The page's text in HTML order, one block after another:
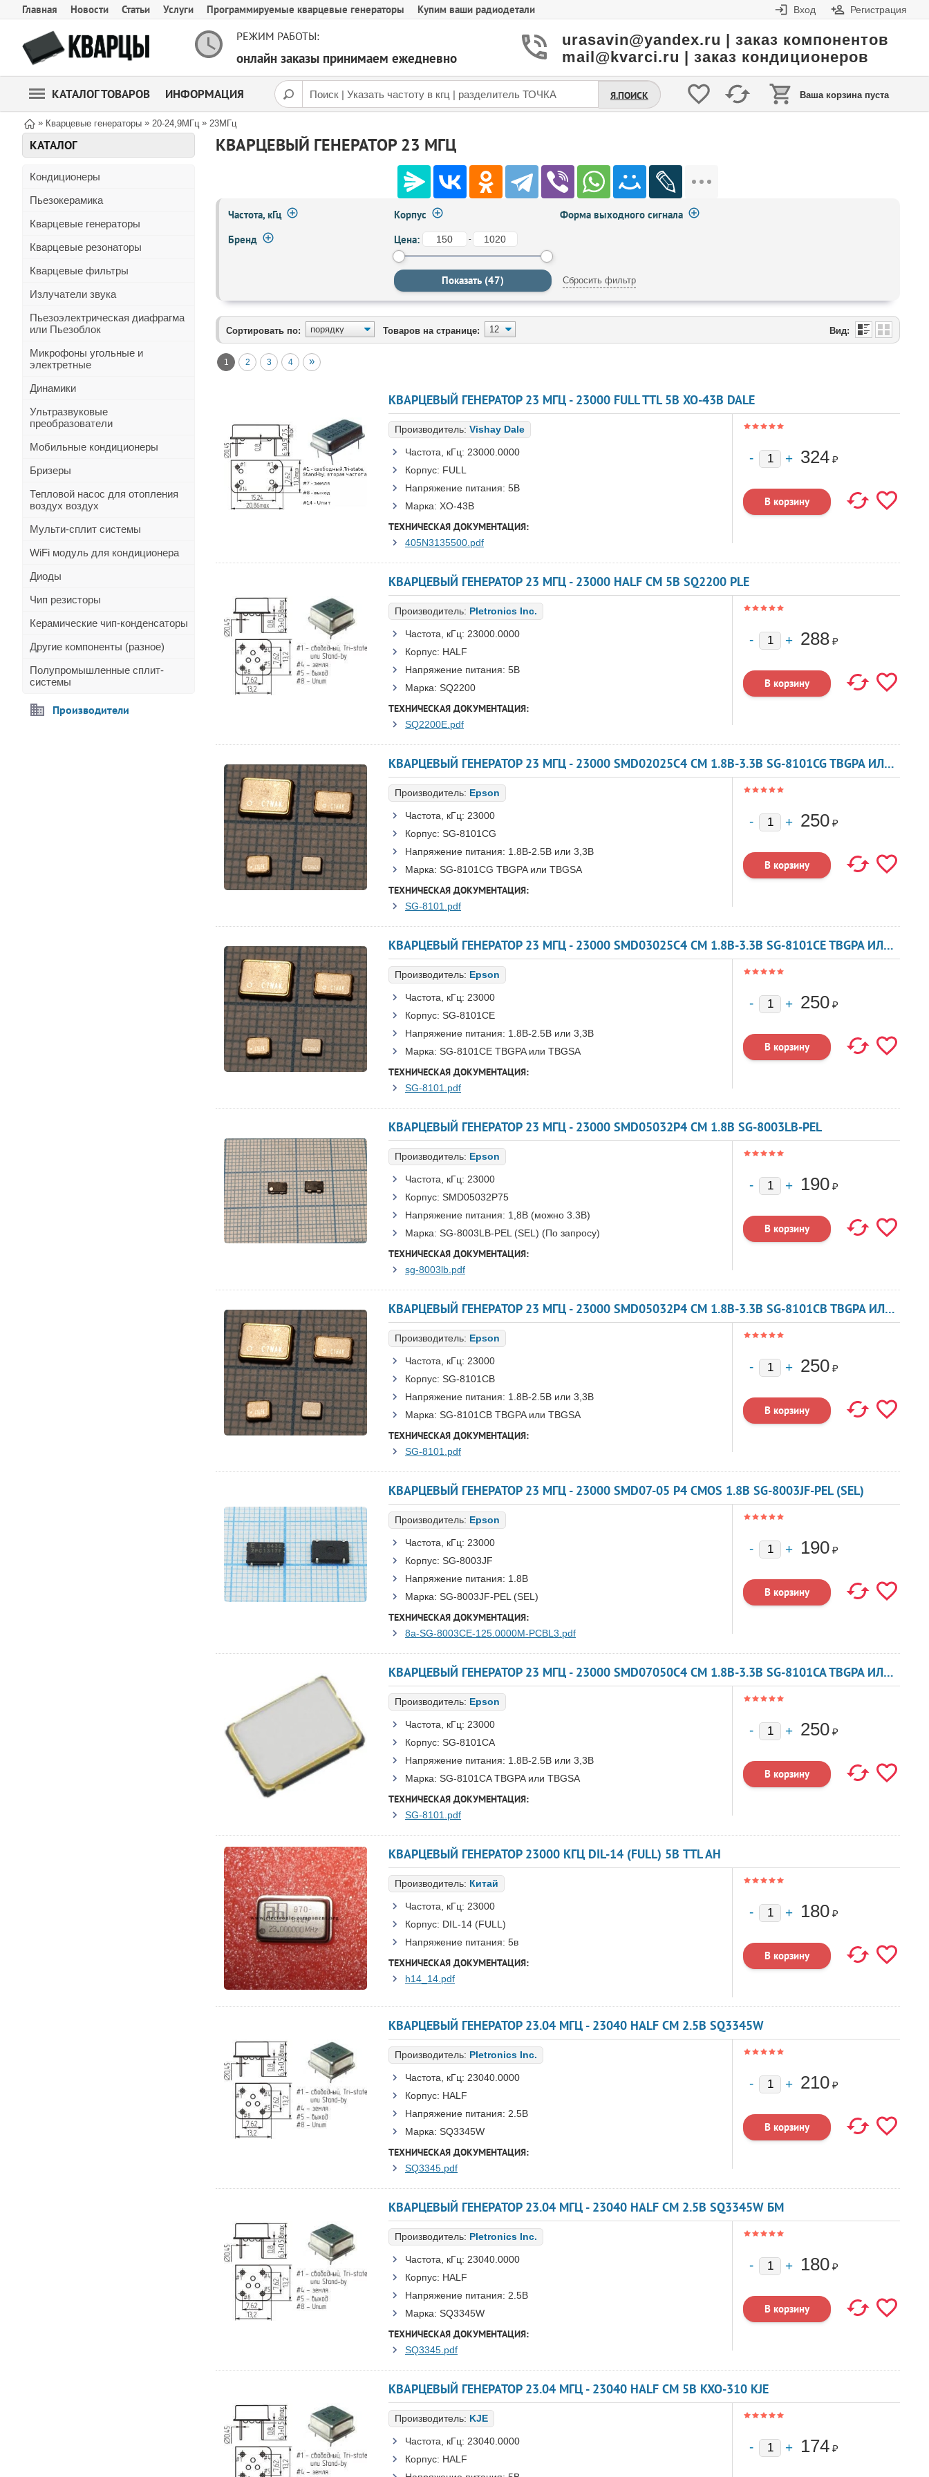
Главная Новости Статьи Услуги Программируемые кварцевые генераторы Купим ваши радиодетали Вход Регистрация
РЕЖИМ РАБОТЫ:
онлайн заказы принимаем ежедневно
urasavin@yandex.ru | заказ компонентов
mail@kvarci.ru | заказ кондиционеров
КАТАЛОГ ТОВАРОВ ИНФОРМАЦИЯ Ваша корзина пуста
Я.ПОИСК
» Кварцевые генераторы » 20-24,9МГц » 23МГц
КАТАЛОГ
Кондиционеры
Пьезокерамика
Кварцевые генераторы
Кварцевые резонаторы
Кварцевые фильтры
Излучатели звука
Пьезоэлектрическая диафрагма
или Пьезоблок
Микрофоны угольные и
электретные
Динамики
Ультразвуковые
преобразователи
Мобильные кондиционеры
Бризеры
Тепловой насос для отопления
воздух воздух
Мульти-сплит системы
WiFi модуль для кондиционера
Диоды
Чип резисторы
Керамические чип-конденсаторы
Другие компоненты (разное)
Полупромышленные сплит-
системы
Производители
КВАРЦЕВЫЙ ГЕНЕРАТОР 23 МГЦ
Частота, кГц Корпус
Форма выходного сигнала
Бренд
Цена: -
Сбросить фильтр
Сортировать по: Товаров на странице: Вид:
1 2 3 4 »
КВАРЦЕВЫЙ ГЕНЕРАТОР 23 МГЦ - 23000 FULL TTL 5В XO-43B DALE
Производитель: Vishay Dale
Частота, кГц: 23000.0000
Корпус: FULL
Напряжение питания: 5В
Марка: XO-43B
ТЕХНИЧЕСКАЯ ДОКУМЕНТАЦИЯ:
405N3135500.pdf
324 ₽
КВАРЦЕВЫЙ ГЕНЕРАТОР 23 МГЦ - 23000 HALF CM 5В SQ2200 PLE
Производитель: Pletronics Inc.
Частота, кГц: 23000.0000
Корпус: HALF
Напряжение питания: 5В
Марка: SQ2200
ТЕХНИЧЕСКАЯ ДОКУМЕНТАЦИЯ:
SQ2200E.pdf
288 ₽
КВАРЦЕВЫЙ ГЕНЕРАТОР 23 МГЦ - 23000 SMD02025C4 CM 1.8В-3.3В SG-8101CG TBGPA ИЛИ TBGSA
Производитель: Epson
Частота, кГц: 23000
Корпус: SG-8101CG
Напряжение питания: 1.8В-2.5B или 3,3B
Марка: SG-8101CG TBGPA или TBGSA
ТЕХНИЧЕСКАЯ ДОКУМЕНТАЦИЯ:
SG-8101.pdf
250 ₽
КВАРЦЕВЫЙ ГЕНЕРАТОР 23 МГЦ - 23000 SMD03025C4 CM 1.8В-3.3В SG-8101CE TBGPA ИЛИ TBGSA
Производитель: Epson
Частота, кГц: 23000
Корпус: SG-8101CE
Напряжение питания: 1.8В-2.5B или 3,3B
Марка: SG-8101CE TBGPA или TBGSA
ТЕХНИЧЕСКАЯ ДОКУМЕНТАЦИЯ:
SG-8101.pdf
250 ₽
КВАРЦЕВЫЙ ГЕНЕРАТОР 23 МГЦ - 23000 SMD05032P4 CM 1.8В SG-8003LB-PEL
Производитель: Epson
Частота, кГц: 23000
Корпус: SMD05032P75
Напряжение питания: 1,8В (можно 3.3В)
Марка: SG-8003LB-PEL (SEL) (По запросу)
ТЕХНИЧЕСКАЯ ДОКУМЕНТАЦИЯ:
sg-8003lb.pdf
190 ₽
КВАРЦЕВЫЙ ГЕНЕРАТОР 23 МГЦ - 23000 SMD05032P4 CM 1.8В-3.3В SG-8101CB TBGPA ИЛИ TBGSA
Производитель: Epson
Частота, кГц: 23000
Корпус: SG-8101CB
Напряжение питания: 1.8В-2.5B или 3,3B
Марка: SG-8101CB TBGPA или TBGSA
ТЕХНИЧЕСКАЯ ДОКУМЕНТАЦИЯ:
SG-8101.pdf
250 ₽
КВАРЦЕВЫЙ ГЕНЕРАТОР 23 МГЦ - 23000 SMD07-05 P4 CMOS 1.8В SG-8003JF-PEL (SEL)
Производитель: Epson
Частота, кГц: 23000
Корпус: SG-8003JF
Напряжение питания: 1.8В
Марка: SG-8003JF-PEL (SEL)
ТЕХНИЧЕСКАЯ ДОКУМЕНТАЦИЯ:
8a-SG-8003CE-125.0000M-PCBL3.pdf
190 ₽
КВАРЦЕВЫЙ ГЕНЕРАТОР 23 МГЦ - 23000 SMD07050C4 CM 1.8В-3.3В SG-8101CA TBGPA ИЛИ TBGSA
Производитель: Epson
Частота, кГц: 23000
Корпус: SG-8101CA
Напряжение питания: 1.8В-2.5B или 3,3B
Марка: SG-8101CA TBGPA или TBGSA
ТЕХНИЧЕСКАЯ ДОКУМЕНТАЦИЯ:
SG-8101.pdf
250 ₽
КВАРЦЕВЫЙ ГЕНЕРАТОР 23000 КГЦ DIL-14 (FULL) 5В TTL AH
Производитель: Китай
Частота, кГц: 23000
Корпус: DIL-14 (FULL)
Напряжение питания: 5в
ТЕХНИЧЕСКАЯ ДОКУМЕНТАЦИЯ:
h14_14.pdf
180 ₽
КВАРЦЕВЫЙ ГЕНЕРАТОР 23.04 МГЦ - 23040 HALF CM 2.5В SQ3345W
Производитель: Pletronics Inc.
Частота, кГц: 23040.0000
Корпус: HALF
Напряжение питания: 2.5В
Марка: SQ3345W
ТЕХНИЧЕСКАЯ ДОКУМЕНТАЦИЯ:
SQ3345.pdf
210 ₽
КВАРЦЕВЫЙ ГЕНЕРАТОР 23.04 МГЦ - 23040 HALF CM 2.5В SQ3345W БМ
Производитель: Pletronics Inc.
Частота, кГц: 23040.0000
Корпус: HALF
Напряжение питания: 2.5В
Марка: SQ3345W
ТЕХНИЧЕСКАЯ ДОКУМЕНТАЦИЯ:
SQ3345.pdf
180 ₽
КВАРЦЕВЫЙ ГЕНЕРАТОР 23.04 МГЦ - 23040 HALF CM 5В KXO-310 KJE
Производитель: KJE
Частота, кГц: 23040.0000
Корпус: HALF
174 ₽